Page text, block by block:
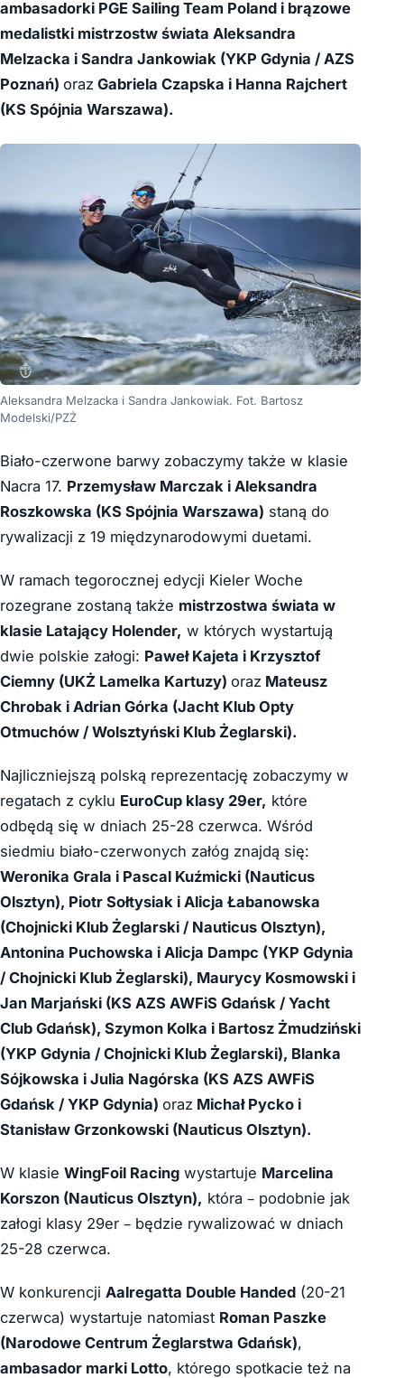
ambasadorki PGE Sailing Team Poland i brązowe
medalistki mistrzostw świata Aleksandra
Melzacka i Sandra Jankowiak (YKP Gdynia / AZS
Poznań) oraz Gabriela Czapska i Hanna Rajchert
(KS Spójnia Warszawa).
Aleksandra Melzacka i Sandra Jankowiak. Fot. Bartosz
Modelski/PZŻ
Biało-czerwone barwy zobaczymy także w klasie
Nacra 17. Przemysław Marczak i Aleksandra
Roszkowska (KS Spójnia Warszawa) staną do
rywalizacji z 19 międzynarodowymi duetami.
W ramach tegorocznej edycji Kieler Woche
rozegrane zostaną także mistrzostwa świata w
klasie Latający Holender, w których wystartują
dwie polskie załogi: Paweł Kajeta i Krzysztof
Ciemny (UKŻ Lamelka Kartuzy) oraz Mateusz
Chrobak i Adrian Górka (Jacht Klub Opty
Otmuchów / Wolsztyński Klub Żeglarski).
Najliczniejszą polską reprezentację zobaczymy w
regatach z cyklu EuroCup klasy 29er, które
odbędą się w dniach 25-28 czerwca. Wśród
siedmiu biało-czerwonych załóg znajdą się:
Weronika Grala i Pascal Kuźmicki (Nauticus
Olsztyn), Piotr Sołtysiak i Alicja Łabanowska
(Chojnicki Klub Żeglarski / Nauticus Olsztyn),
Antonina Puchowska i Alicja Dampc (YKP Gdynia
/ Chojnicki Klub Żeglarski), Maurycy Kosmowski i
Jan Marjański (KS AZS AWFiS Gdańsk / Yacht
Club Gdańsk), Szymon Kolka i Bartosz Żmudziński
(YKP Gdynia / Chojnicki Klub Żeglarski), Blanka
Sójkowska i Julia Nagórska (KS AZS AWFiS
Gdańsk / YKP Gdynia) oraz Michał Pycko i
Stanisław Grzonkowski (Nauticus Olsztyn).
W klasie WingFoil Racing wystartuje Marcelina
Korszon (Nauticus Olsztyn), która – podobnie jak
załogi klasy 29er – będzie rywalizować w dniach
25-28 czerwca.
W konkurencji Aalregatta Double Handed (20-21
czerwca) wystartuje natomiast Roman Paszke
(Narodowe Centrum Żeglarstwa Gdańsk),
ambasador marki Lotto, którego spotkacie też na